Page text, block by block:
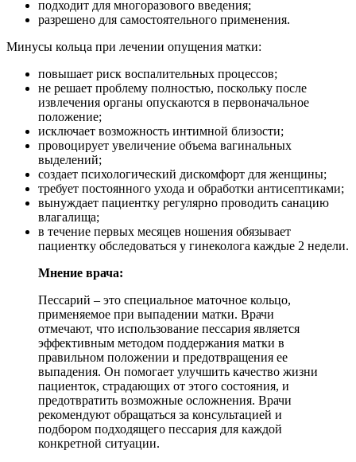
подходит для многоразового введения;
разрешено для самостоятельного применения.
Минусы кольца при лечении опущения матки:
повышает риск воспалительных процессов;
не решает проблему полностью, поскольку после
извлечения органы опускаются в первоначальное
положение;
исключает возможность интимной близости;
провоцирует увеличение объема вагинальных
выделений;
создает психологический дискомфорт для женщины;
требует постоянного ухода и обработки антисептиками;
вынуждает пациентку регулярно проводить санацию
влагалища;
в течение первых месяцев ношения обязывает
пациентку обследоваться у гинеколога каждые 2 недели.
Мнение врача:
Пессарий – это специальное маточное кольцо,
применяемое при выпадении матки. Врачи
отмечают, что использование пессария является
эффективным методом поддержания матки в
правильном положении и предотвращения ее
выпадения. Он помогает улучшить качество жизни
пациенток, страдающих от этого состояния, и
предотвратить возможные осложнения. Врачи
рекомендуют обращаться за консультацией и
подбором подходящего пессария для каждой
конкретной ситуации.